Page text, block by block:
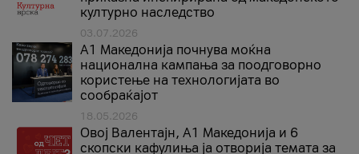
културно наследство
03.07.2026
A1 Македонија почнува моќна
национална кампања за поодговорно
користење на технологијата во
сообраќајот
18.05.2026
Овој Валентајн, A1 Македонија и 6
скопски кафулиња ја отворија темата за